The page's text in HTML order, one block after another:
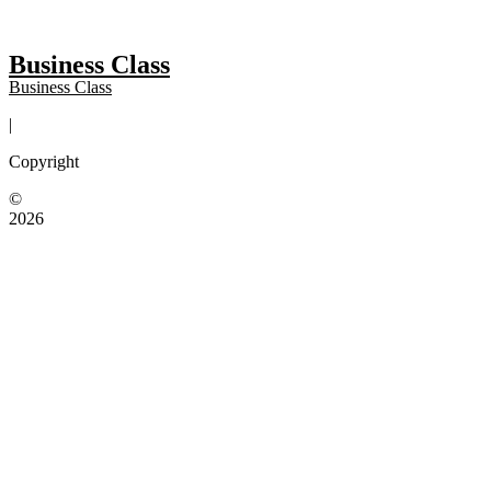
Business Class
Business Class
|
Copyright
©
2026